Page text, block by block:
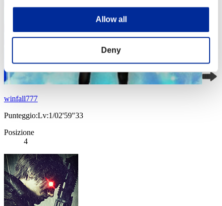
Allow all
Deny
winfall777
Punteggio:Lv:1/02'59"33
Posizione
4